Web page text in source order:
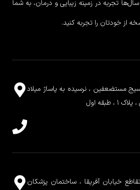
تجربه در زمینه زیبایی و درمان، به شما
از خودتان را تجربه کنید.
مستضعفین ، نرسیده به پاساژ میلاد
اول
تقاطع خیابان آفریقا ، ساختمان پزشکان